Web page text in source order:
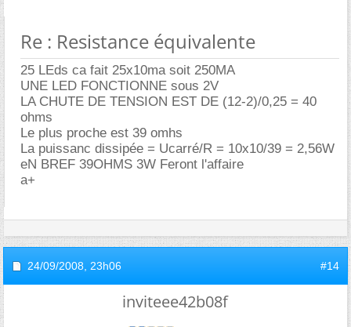
Re : Resistance équivalente
25 LEds ca fait 25x10ma soit 250MA
UNE LED FONCTIONNE sous 2V
LA CHUTE DE TENSION EST DE (12-2)/0,25 = 40
ohms
Le plus proche est 39 omhs
La puissanc dissipée = Ucarré/R = 10x10/39 = 2,56W
eN BREF 39OHMS 3W Feront l'affaire
a+
24/09/2008, 23h06 #14
inviteee42b08f